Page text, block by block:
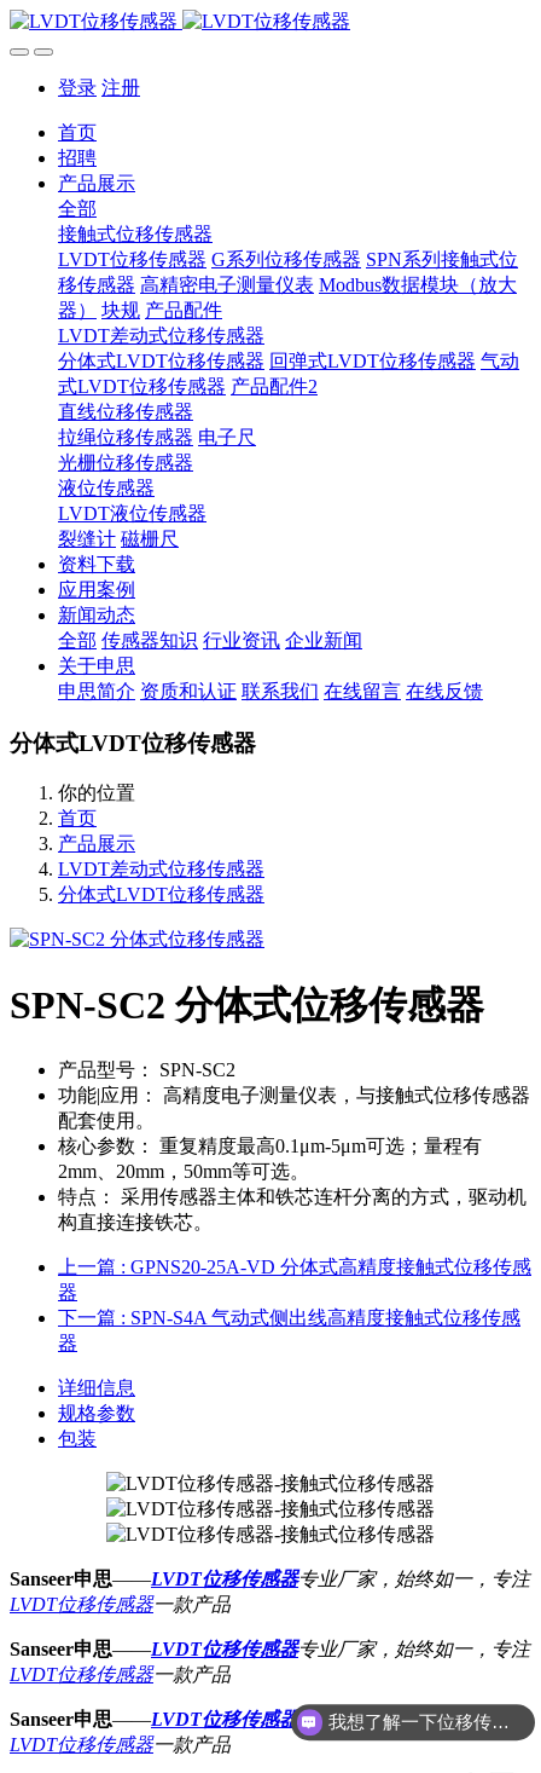
登录 注册
首页
招聘
产品展示
全部
接触式位移传感器
LVDT位移传感器 G系列位移传感器 SPN系列接触式位
移传感器 高精密电子测量仪表 Modbus数据模块（放大
器）
块规 产品配件
LVDT差动式位移传感器
分体式LVDT位移传感器 回弹式LVDT位移传感器 气动
式LVDT位移传感器 产品配件2
直线位移传感器
拉绳位移传感器 电子尺
光栅位移传感器
液位传感器
LVDT液位传感器
裂缝计 磁栅尺
资料下载
应用案例
新闻动态
全部 传感器知识 行业资讯 企业新闻
关于申思
申思简介 资质和认证 联系我们 在线留言 在线反馈
分体式LVDT位移传感器
你的位置
首页
产品展示
LVDT差动式位移传感器
分体式LVDT位移传感器
SPN-SC2 分体式位移传感器
产品型号：
SPN-SC2
功能|应用：
高精度电子测量仪表，与接触式位移传感器
配套使用。
核心参数：
重复精度最高0.1μm-5μm可选；量程有
2mm、20mm，50mm等可选。
特点：
采用传感器主体和铁芯连杆分离的方式，驱动机
构直接连接铁芯。
上一篇 : GPNS20-25A-VD 分体式高精度接触式位移传感
器
下一篇 : SPN-S4A 气动式侧出线高精度接触式位移传感
器
详细信息
规格参数
包装
Sanseer申思——LVDT位移传感器专业厂家，始终如一，专注
LVDT位移传感器一款产品
Sanseer申思——LVDT位移传感器专业厂家，始终如一，专注
LVDT位移传感器一款产品
Sanseer申思——LVDT位移传感器专业厂家，始终如一，专注
LVDT位移传感器一款产品
我想了解一下位移传感器